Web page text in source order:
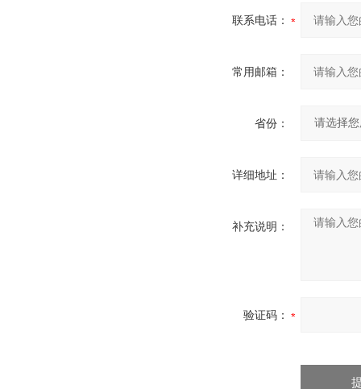
联系电话：
常用邮箱：
省份：
详细地址：
补充说明：
验证码：